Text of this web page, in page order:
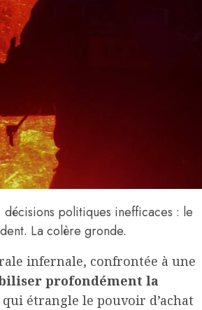
politiques inefficaces : le
La colère gronde.
infernale, confrontée à une
profondément la
étrangle le pouvoir d’achat